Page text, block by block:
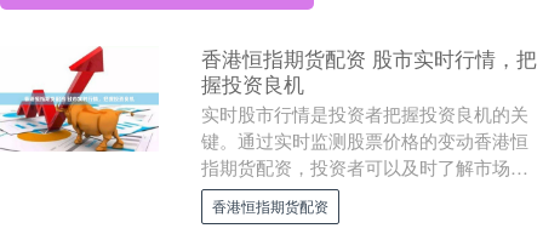
香港恒指期货配资 股市实时行情，把
握投资良机
实时股市行情是投资者把握投资良机的关
键。通过实时监测股票价格的变动香港恒
指期货配资，投资者可以及时了解市场动
态，做出明智的投资决策。 * **放大收益：
**通过....
香港恒指期货配资